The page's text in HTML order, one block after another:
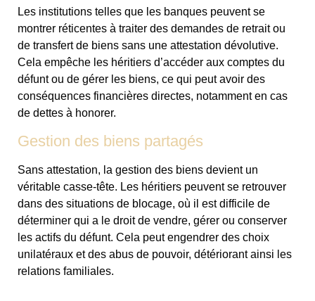
Les institutions telles que les banques peuvent se
montrer réticentes à traiter des demandes de retrait ou
de transfert de biens sans une attestation dévolutive.
Cela empêche les héritiers d’accéder aux comptes du
défunt ou de gérer les biens, ce qui peut avoir des
conséquences financières directes, notamment en cas
de dettes à honorer.
Gestion des biens partagés
Sans attestation, la gestion des biens devient un
véritable casse-tête. Les héritiers peuvent se retrouver
dans des situations de blocage, où il est difficile de
déterminer qui a le droit de vendre, gérer ou conserver
les actifs du défunt. Cela peut engendrer des choix
unilatéraux et des abus de pouvoir, détériorant ainsi les
relations familiales.